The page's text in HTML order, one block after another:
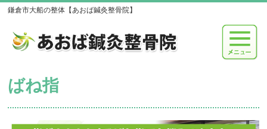
鎌倉市大船の整体【あおば鍼灸整骨院】
ばね指